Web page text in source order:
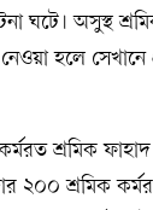
ঘটে। অসুস্থ
হলে সেখানে
শ্রমিক ফাহাদ
২০০ শ্রমিক